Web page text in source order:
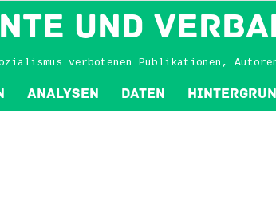
und
verbotenen Publikationen,
Analysen Daten